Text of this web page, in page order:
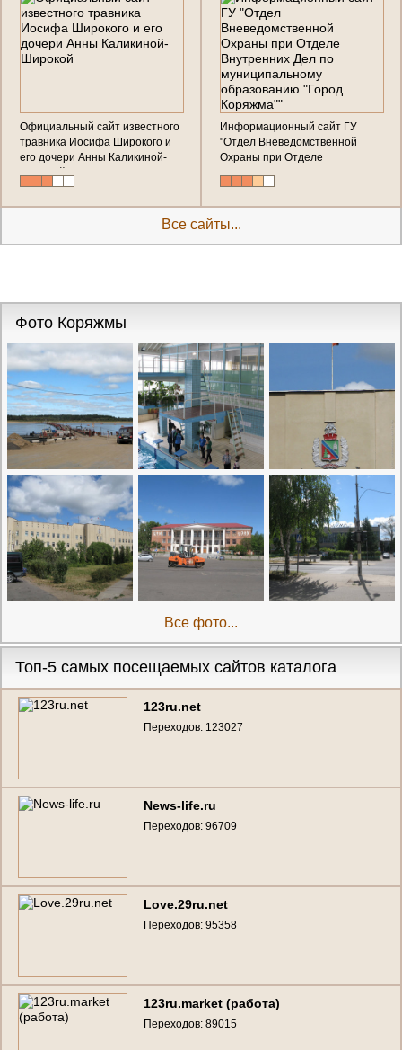
Официальный сайт известного
травника Иосифа Широкого и
его дочери Анны Каликиной-
Широкой
Информационный сайт ГУ
"Отдел Вневедомственной
Охраны при Отделе
Внутренних Дел по
муниципальному образованию
"Город Коряжма""
Все сайты...
Фото Коряжмы
Все фото...
Топ-5 самых посещаемых сайтов каталога
123ru.net
Переходов: 123027
News-life.ru
Переходов: 96709
Love.29ru.net
Переходов: 95358
123ru.market (работа)
Переходов: 89015